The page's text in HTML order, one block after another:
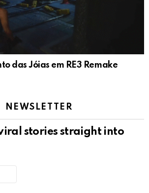
das Jóias em RE3 Remake
NEWSLETTER
stories straight into